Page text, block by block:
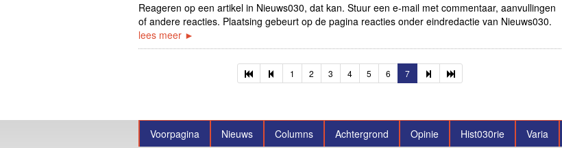
Reageren op een artikel in Nieuws030, dat kan. Stuur een e-mail met commentaar, aanvullingen
of andere reacties. Plaatsing gebeurt op de pagina reacties onder eindredactie van Nieuws030.
lees meer ►
1 2 3 4 5 6 7
Voorpagina Nieuws Columns Achtergrond Opinie Hist030rie Varia